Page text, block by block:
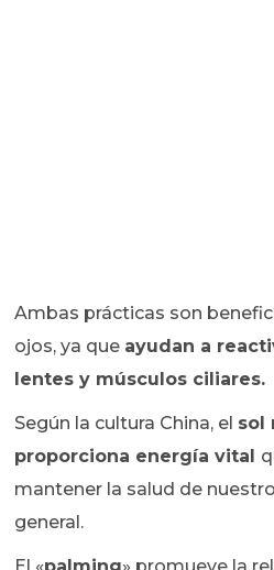
Ambas prácticas son
ojos, ya que ayudan a
lentes y músculos ciliares.
Según la cultura China, el sol
proporciona energía vital
mantener la salud de
general.